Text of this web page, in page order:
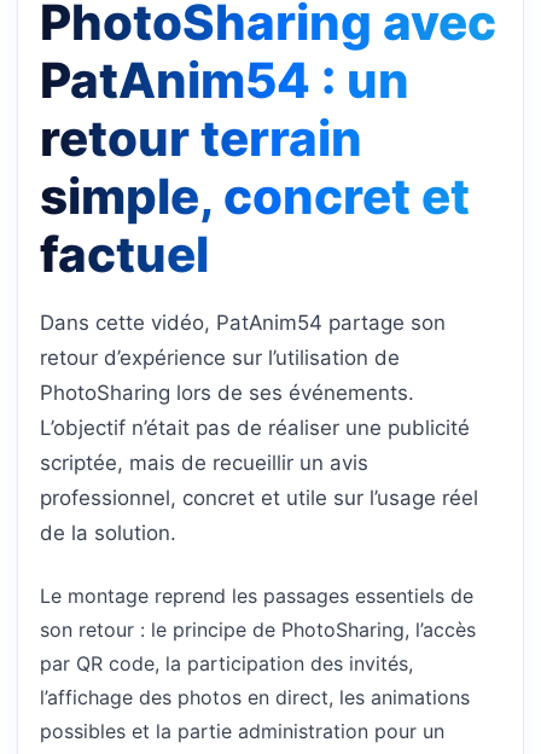
PhotoSharing avec
PatAnim54 : un
retour terrain
simple, concret et
factuel
Dans cette vidéo, PatAnim54 partage son
retour d’expérience sur l’utilisation de
PhotoSharing lors de ses événements.
L’objectif n’était pas de réaliser une publicité
scriptée, mais de recueillir un avis
professionnel, concret et utile sur l’usage réel
de la solution.
Le montage reprend les passages essentiels de
son retour : le principe de PhotoSharing, l’accès
par QR code, la participation des invités,
l’affichage des photos en direct, les animations
possibles et la partie administration pour un